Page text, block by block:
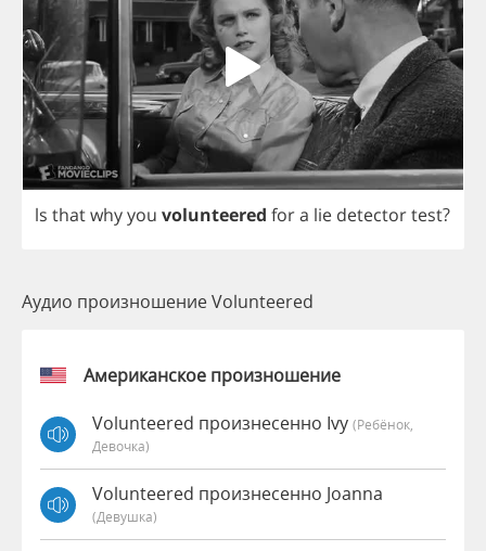
ls thatwhyyou volunteered fora lie detectortest?
Аудио произношение Volunteered
Американское произношение
Volunteered произнесенно Ivy (Ребёнок,
Девочка)
Volunteered произнесенно Joanna
(девушка)